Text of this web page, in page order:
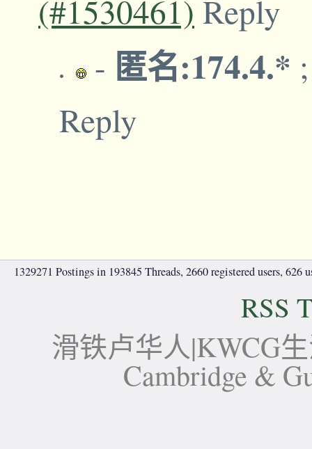
(#1530461) Reply
- 匿名:174.4.*
Reply
1329271 Postings in 193845 Threads, 2660 registered users, 626
RSS
滑铁卢华人|KWCG
Cambridge &